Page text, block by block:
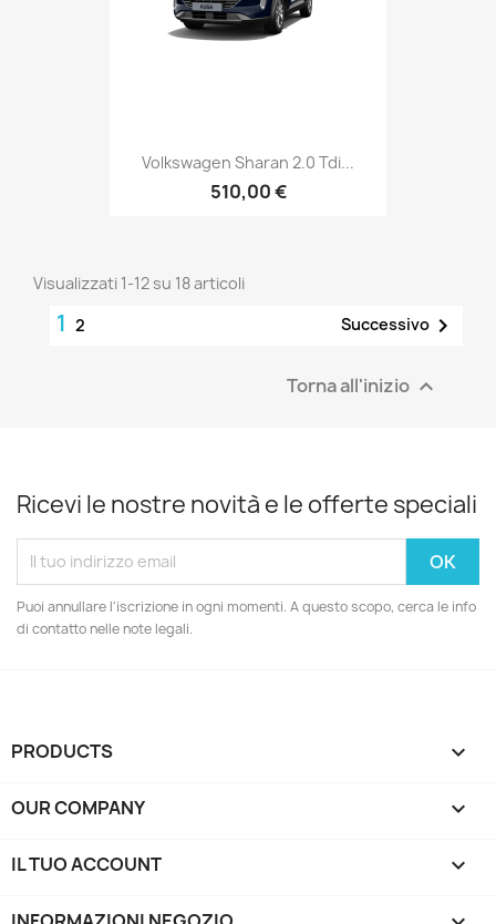
Volkswagen Sharan 2.0 Tdi...
510,00 €
Visualizzati 1-12 su 18 articoli
1 2 Successivo 
Torna all'inizio 
Ricevi le nostre novità e le offerte speciali
Puoi annullare l'iscrizione in ogni momenti. A questo scopo, cerca le info
di contatto nelle note legali.
PRODUCTS 
OUR COMPANY 
IL TUO ACCOUNT 